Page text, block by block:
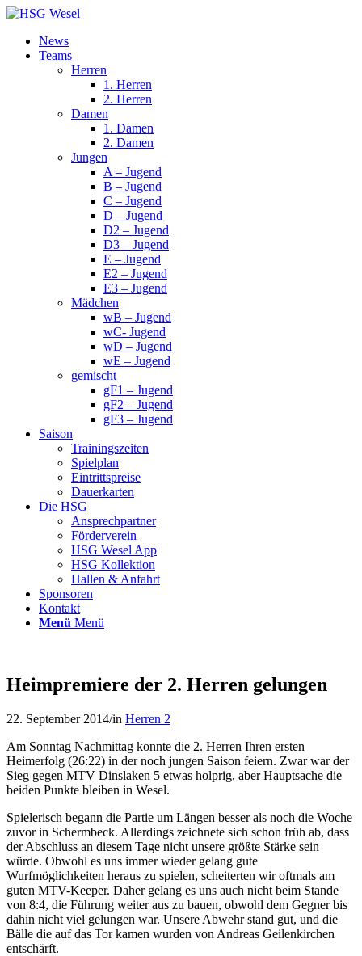
News
Teams
Herren
1. Herren
2. Herren
Damen
1. Damen
2. Damen
Jungen
A – Jugend
B – Jugend
C – Jugend
D – Jugend
D2 – Jugend
D3 – Jugend
E – Jugend
E2 – Jugend
E3 – Jugend
Mädchen
wB – Jugend
wC- Jugend
wD – Jugend
wE – Jugend
gemischt
gF1 – Jugend
gF2 – Jugend
gF3 – Jugend
Saison
Trainingszeiten
Spielplan
Eintrittspreise
Dauerkarten
Die HSG
Ansprechpartner
Förderverein
HSG Wesel App
HSG Kollektion
Hallen & Anfahrt
Sponsoren
Kontakt
Menü Menü
Heimpremiere der 2. Herren gelungen
22. September 2014/in Herren 2
Am Sonntag Nachmittag konnte die 2. Herren Ihren ersten
Heimerfolg (26:22) in der noch jungen Saison feiern. Zwar war der
Sieg gegen MTV Dinslaken 5 etwas holprig, aber Hauptsache die
beiden Punkte bleiben in Wesel.
Spielerisch begann die Partie um Längen besser als noch die Woche
zuvor in Schermbeck. Allerdings zeichnete sich schon früh ab, dass
der Abschluss an diesem Tage nicht unsere größte Stärke sein
würde. Obwohl es uns immer wieder gelang gute
Wurfmöglichkeiten heraus zu spielen, scheiterten wir oftmals am
guten MTV-Keeper. Daher gelang es uns auch nicht beim Stande
von 8:4, die Führung weiter aus zu bauen, obwohl dem Gegner bis
dahin nicht viel gelungen war. Unsere Abwehr stand gut, und die
Bälle die auf das Tor kamen wurden von Andreas Geilenkirchen
entschärft.